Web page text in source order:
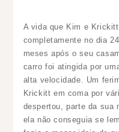
A vida que Kim e
completamente no dia
meses após o seu
carro foi atingida por
alta velocidade. Um
Krickitt em coma por
despertou, parte da sua
ela não conseguia se